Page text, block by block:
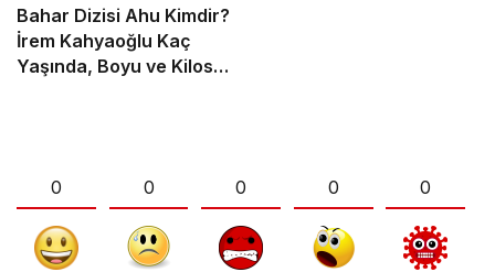
Bahar Dizisi Ahu Kimdir?
İrem Kahyaoğlu Kaç
Yaşında, Boyu ve Kilosu
0 0 0 0 0